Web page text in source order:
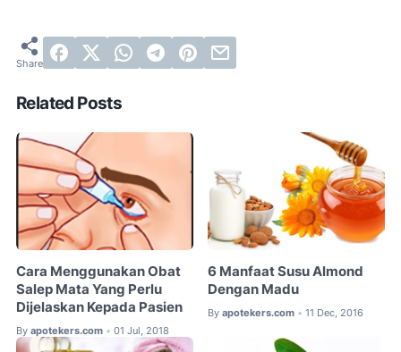
Related Posts
Cara Menggunakan Obat
Salep Mata Yang Perlu
Dijelaskan Kepada Pasien
By apotekers.com • 01 Jul, 2018
6 Manfaat Susu Almond
Dengan Madu
By apotekers.com • 11 Dec, 2016